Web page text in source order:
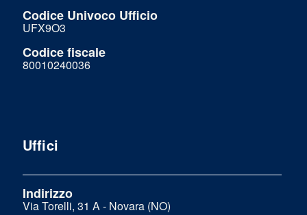
Codice Univoco Ufficio
UFX9O3
Codice fiscale
80010240036
Uffici
Indirizzo
Via Torelli, 31 A - Novara (NO)